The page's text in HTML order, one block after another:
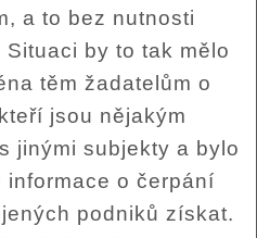
a to bez nutnosti
by to tak mělo
těm žadatelům o
jsou nějakým
jinými subjekty a bylo
o čerpání
podniků získat.